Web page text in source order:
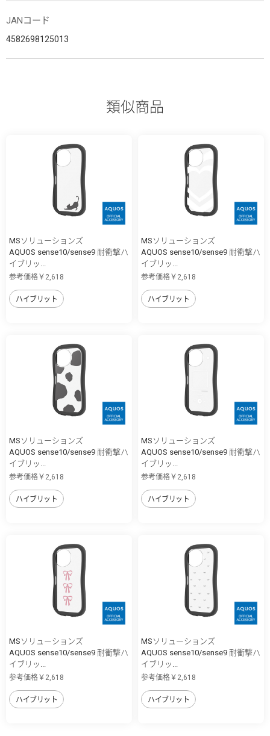
JANコード
4582698125013
類似商品
MSソリューションズ
AQUOS sense10/sense9 耐衝撃ハ
イブリッ...
参考価格￥2,618
ハイブリット
MSソリューションズ
AQUOS sense10/sense9 耐衝撃ハ
イブリッ...
参考価格￥2,618
ハイブリット
MSソリューションズ
AQUOS sense10/sense9 耐衝撃ハ
イブリッ...
参考価格￥2,618
ハイブリット
MSソリューションズ
AQUOS sense10/sense9 耐衝撃ハ
イブリッ...
参考価格￥2,618
ハイブリット
MSソリューションズ
AQUOS sense10/sense9 耐衝撃ハ
イブリッ...
参考価格￥2,618
ハイブリット
MSソリューションズ
AQUOS sense10/sense9 耐衝撃ハ
イブリッ...
参考価格￥2,618
ハイブリット